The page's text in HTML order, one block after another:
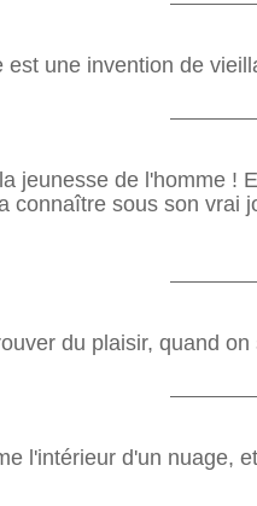
est une invention de
jeunesse de l'homme !
connaître sous son vrai
du plaisir, quand
l'intérieur d'un nuage,